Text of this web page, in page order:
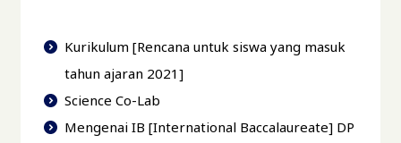
Kurikulum [Rencana untuk siswa yang masuk
tahun ajaran 2021]
Science Co-Lab
Mengenai IB [International Baccalaureate] DP